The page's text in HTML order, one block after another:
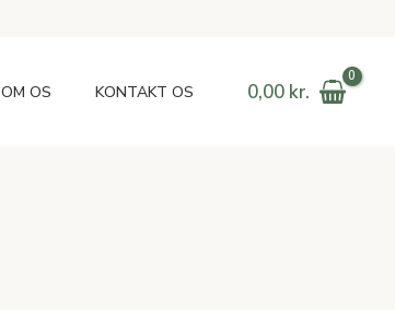
OM OS KONTAKT OS 0,00 kr.